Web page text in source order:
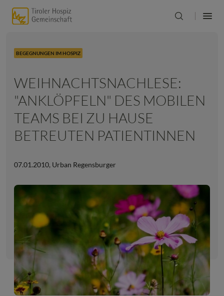
BEGEGNUNGEN IM HOSPIZ
WEIHNACHTSNACHLESE:
"ANKLÖPFELN" DES MOBILEN
TEAMS BEI ZU HAUSE
BETREUTEN PATIENTINNEN
07.01.2010, Urban Regensburger